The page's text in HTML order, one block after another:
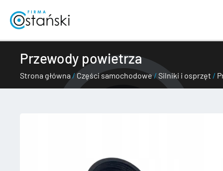
treści
Przewody powietrza
Strona główna/Części samochodowe/ Silniki i osprzęt /